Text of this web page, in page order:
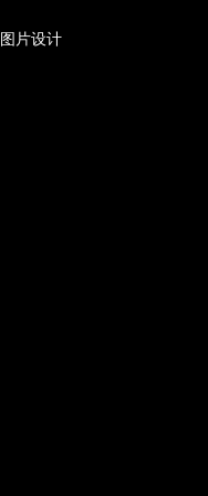
图片设计